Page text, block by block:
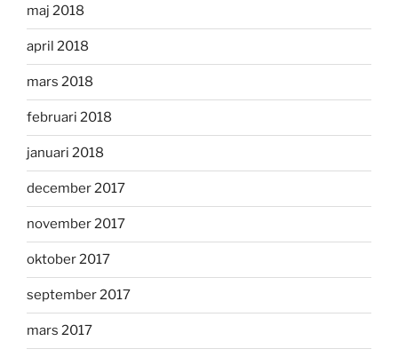
maj 2018
april 2018
mars 2018
februari 2018
januari 2018
december 2017
november 2017
oktober 2017
september 2017
mars 2017